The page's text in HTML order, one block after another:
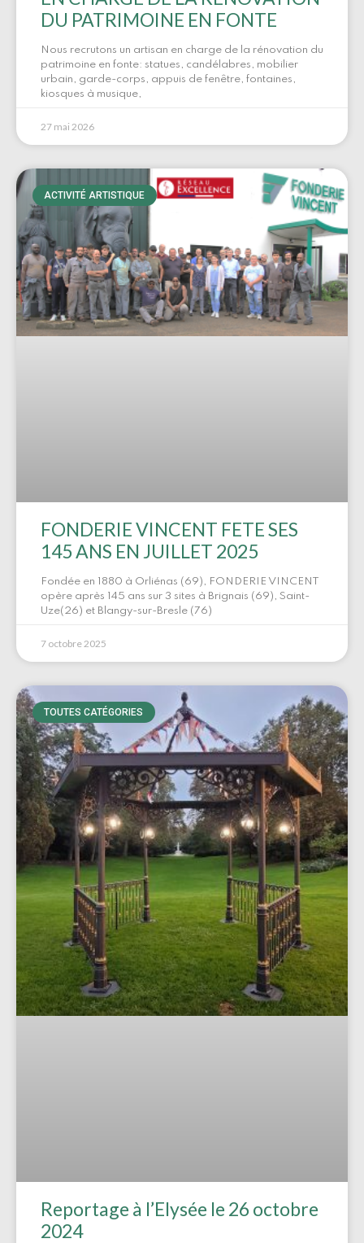
DU PATRIMOINE EN FONTE
Nous recrutons un artisan en charge de la rénovation du
patrimoine en fonte: statues, candélabres, mobilier
urbain, garde-corps, appuis de fenêtre, fontaines,
kiosques à musique,
27 mai 2026
ACTIVITÉ ARTISTIQUE
FONDERIE VINCENT FETE SES
145 ANS EN JUILLET 2025
Fondée en 1880 à Orliénas (69), FONDERIE VINCENT
opère après 145 ans sur 3 sites à Brignais (69), Saint-
Uze(26) et Blangy-sur-Bresle (76)
7 octobre 2025
TOUTES CATÉGORIES
Reportage à l’Elysée le 26 octobre
2024